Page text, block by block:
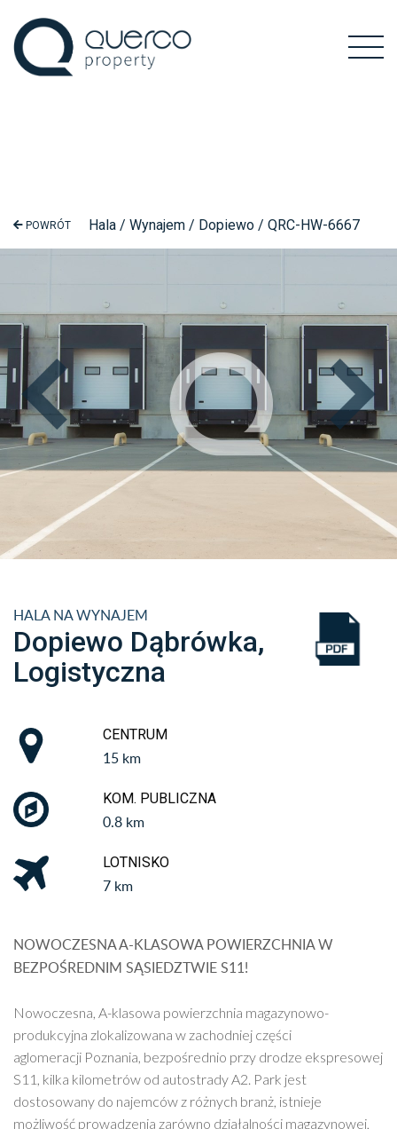
POWRÓT Hala / Wynajem / Dopiewo / QRC-HW-6667
HALA NA WYNAJEM
Dopiewo Dąbrówka,
Logistyczna
CENTRUM
15 km
KOM. PUBLICZNA
0.8 km
LOTNISKO
7 km
NOWOCZESNA A-KLASOWA POWIERZCHNIA W
BEZPOŚREDNIM SĄSIEDZTWIE S11!
Nowoczesna, A-klasowa powierzchnia magazynowo-
produkcyjna zlokalizowana w zachodniej części
aglomeracji Poznania, bezpośrednio przy drodze ekspresowej
S11, kilka kilometrów od autostrady A2. Park jest
dostosowany do najemców z różnych branż, istnieje
możliwość prowadzenia zarówno działalności magazynowej,